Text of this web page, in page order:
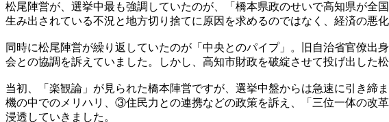
松尾陣営が、選挙中最も強調していたのが、「橋本県政のせいで高知県が全
生み出されている不況と地方切り捨てに原因を求めるのではなく、経済の悪
同時に松尾陣営が繰り返していたのが「中央とのパイプ」。旧自治省官僚
会との協調を訴えていました。しかし、高知市財政を破綻させて投げ出した
当初、「楽観論」が見られた橋本陣営ですが、選挙中盤からは急速に引き
機の中でのメリハリ、③住民力との連携などの政策を訴え、「三位一体の改
浸透していきました。